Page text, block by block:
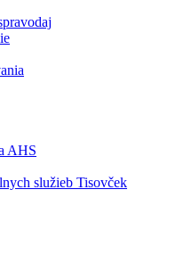
AHS
služieb Tisovček